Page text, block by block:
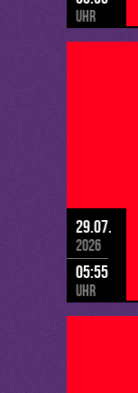
Uhr
29.07.
2026
05:55
Uhr